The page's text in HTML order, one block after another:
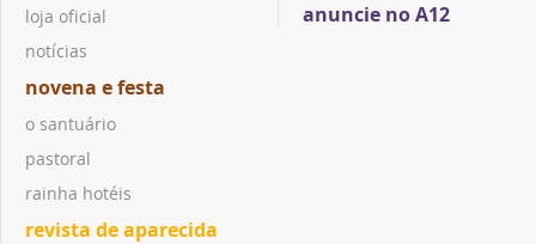
loja oficial
notícias
novena e festa
o santuário
pastoral
rainha hotéis
revista de aparecida
anuncie no A12